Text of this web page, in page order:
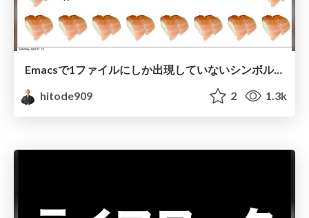
Emacsで1ファイルにしか出現していないシンボルをハイライトするやつ
hitode909
2 1.3k